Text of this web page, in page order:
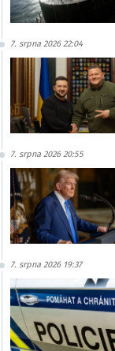
7. srpna 2026 22:04
7. srpna 2026 20:55
7. srpna 2026 19:37